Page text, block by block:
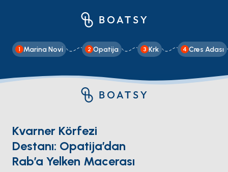
1 Marina Novi 2 Opatija 3 Krk 4 Cres Adası
Kvarner Körfezi
Destanı: Opatija’dan
Rab’a Yelken Macerası